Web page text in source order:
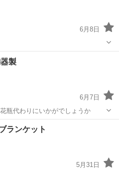
6月8日
他
製
6月7日
瓶代わりにいかがでしょうか
他
ランケット
5月31日